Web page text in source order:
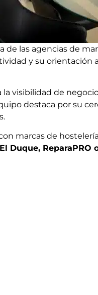
de las agencias de
y su
la visibilidad de
destaca por su
marcas de
Duque, ReparaPRO